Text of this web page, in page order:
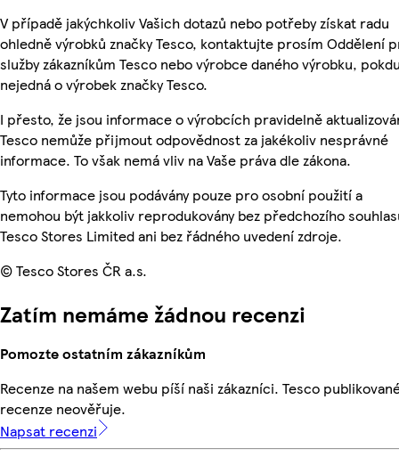
V případě jakýchkoliv Vašich dotazů nebo potřeby získat radu
ohledně výrobků značky Tesco, kontaktujte prosím Oddělení
služby zákazníkům Tesco nebo výrobce daného výrobku,
nejedná o výrobek značky Tesco.
I přesto, že jsou informace o výrobcích pravidelně
Tesco nemůže přijmout odpovědnost za jakékoliv nesprávné
informace. To však nemá vliv na Vaše práva dle zákona.
Tyto informace jsou podávány pouze pro osobní použití a
nemohou být jakkoliv reprodukovány bez předchozího
Tesco Stores Limited ani bez řádného uvedení zdroje.
© Tesco Stores ČR a.s.
Zatím nemáme žádnou recenzi
Pomozte ostatním zákazníkům
Recenze na našem webu píší naši zákazníci. Tesco
recenze neověřuje.
Napsat recenzi